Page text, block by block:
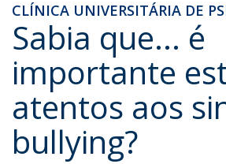
CLÍNICA UNIVERSITÁRIA DE
Sabia que... é
importante
atentos aos
bullying?